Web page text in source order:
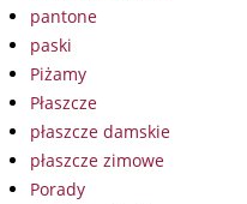
pantone
paski
Piżamy
Płaszcze
płaszcze damskie
płaszcze zimowe
Porady